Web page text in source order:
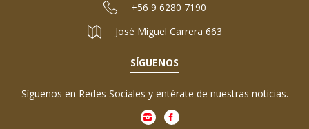
+56 9 6280 7190
José Miguel Carrera 663
SÍGUENOS
Síguenos en Redes Sociales y entérate de nuestras noticias.